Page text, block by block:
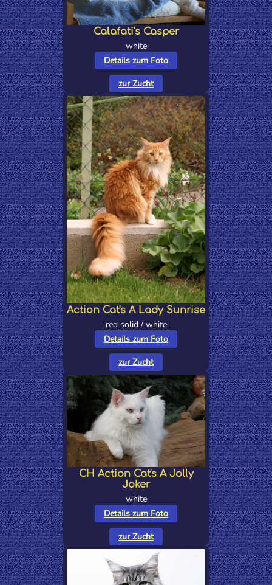
Calafati's Casper
white
Details zum Foto
zur Zucht
Action Cat's A Lady Sunrise
red solid / white
Details zum Foto
zur Zucht
CH Action Cat's A Jolly
Joker
white
Details zum Foto
zur Zucht